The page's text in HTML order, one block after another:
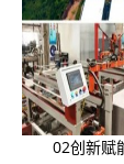
02创新赋能